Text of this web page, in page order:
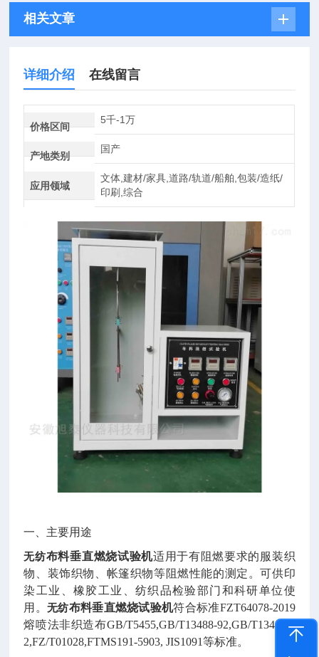
相关文章
详细介绍 在线留言
价格区间
5千-1万
产地类别
国产
应用领域
文体,建材/家具,道路/轨道/船舶,包装/造纸/
印刷,综合
一、主要用途
无纺布料垂直燃烧试验机适用于有阻燃要求的服装织
物、装饰织物、帐篷织物等阻燃性能的测定。可供印
染工业、橡胶工业、纺织品检验部门和科研单位使
用。无纺布料垂直燃烧试验机符合标准FZT64078-2019
熔喷法非织造布GB/T5455,GB/T13488-92,GB/T13489-9
2,FZ/T01028,FTMS191-5903, JIS1091等标准。